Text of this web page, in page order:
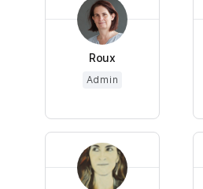
Roux
Admin